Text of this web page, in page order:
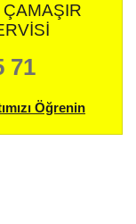
71
Öğrenin